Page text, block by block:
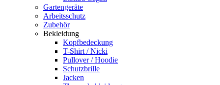
Gartengeräte
Arbeitsschutz
Zubehör
Bekleidung
Kopfbedeckung
T-Shirt / Nicki
Pullover / Hoodie
Schutzbrille
Jacken